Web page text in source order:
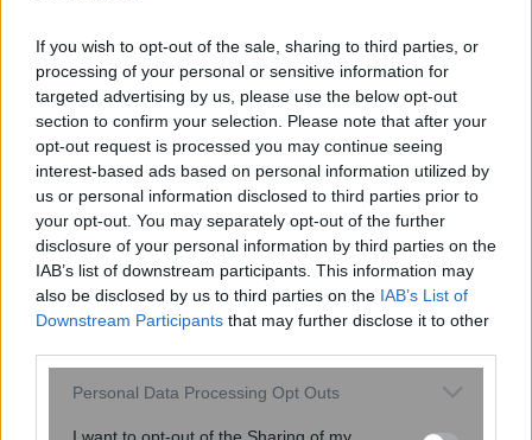
If you wish to opt-out of the sale, sharing to third parties, or
processing of your personal or sensitive information for
targeted advertising by us, please use the below opt-out
section to confirm your selection. Please note that after your
opt-out request is processed you may continue seeing
interest-based ads based on personal information utilized by
us or personal information disclosed to third parties prior to
your opt-out. You may separately opt-out of the further
disclosure of your personal information by third parties on the
IAB’s list of downstream participants. This information may
also be disclosed by us to third parties on the IAB’s List of
Downstream Participants that may further disclose it to other
Please note that this website/app uses one or more Google
Personal Data Processing Opt Outs
Αποκαταστάθηκε η εντυπωσιακή
ρωμαϊκή πισίνα στις αρχαίες
Τράλλεις: Αρχιτεκτονικό θαύμα
χωρητικότητας 300 ατόμων έρχεται
στο...
Κολυδάς: Ένα από τα ισχυρότερα των